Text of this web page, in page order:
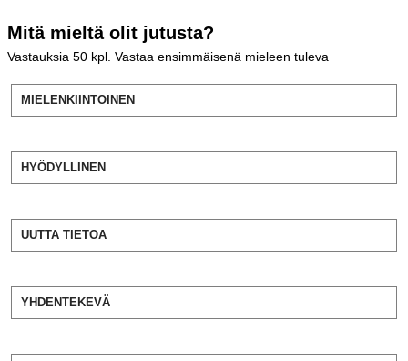
Mitä mieltä olit jutusta?
Vastauksia 50 kpl. Vastaa ensimmäisenä mieleen tuleva
MIELENKIINTOINEN
HYÖDYLLINEN
UUTTA TIETOA
YHDENTEKEVÄ